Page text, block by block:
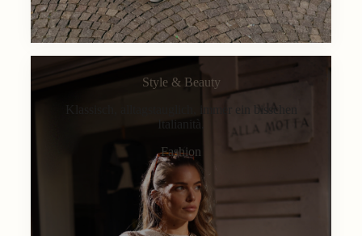
Style & Beauty
Klassisch, alltagstauglich, immer ein bisschen
Italianità.
Fashion